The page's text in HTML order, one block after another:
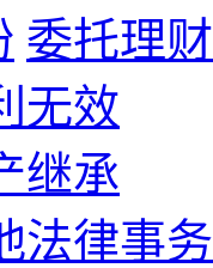
委托理
无效
继承
法律事务